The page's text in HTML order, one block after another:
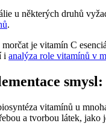
u některých druhů
.
je vitamín C
i analýza role vitamínů v
vitamínů u
a tvorbou látek,